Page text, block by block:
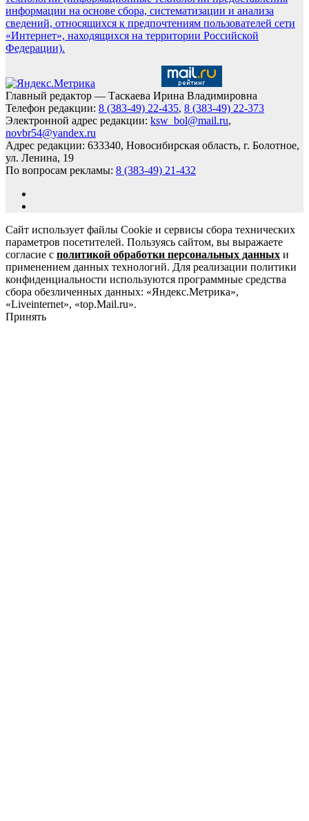
информации на основе сбора, систематизации и анализа
сведений, относящихся к предпочтениям пользователей сети
«Интернет», находящихся на территории Российской
Федерации).
Главный редактор — Таскаева Ирина Владимировна
Телефон редакции: 8 (383-49) 22-435, 8 (383-49) 22-373
Электронной адрес редакции: ksw_bol@mail.ru,
novbr54@yandex.ru
Адрес редакции: 633340, Новосибирская область, г. Болотное,
ул. Ленина, 19
По вопросам рекламы: 8 (383-49) 21-432
Сайт использует файлы Cookie и сервисы сбора технических
параметров посетителей. Пользуясь сайтом, вы выражаете
согласие с политикой обработки персональных данных и
применением данных технологий. Для реализации политики
конфиденциальности используются программные средства
сбора обезличенных данных: «Яндекс.Метрика»,
«Liveinternet», «top.Mail.ru».
Принять